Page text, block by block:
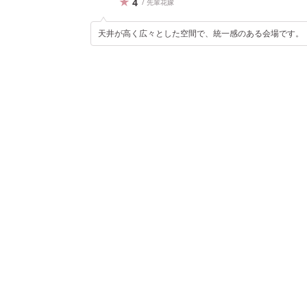
天井が高く広々とした空間で、統一感のある会場です。